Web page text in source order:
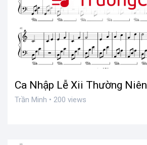
Ca Nhập Lễ Xii Thường Niên
Trần Minh • 200 views